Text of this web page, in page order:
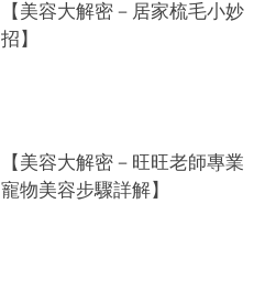
【美容大解密－居家梳毛小妙
招】
【美容大解密－旺旺老師專業
寵物美容步驟詳解】